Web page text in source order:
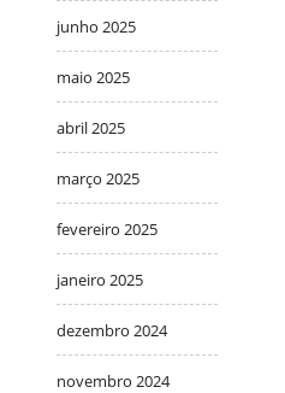
junho 2025
maio 2025
abril 2025
março 2025
fevereiro 2025
janeiro 2025
dezembro 2024
novembro 2024